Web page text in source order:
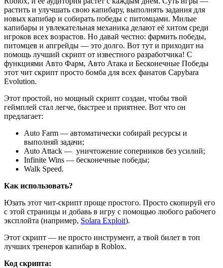
растить и улучшать свою капибару, выполнять задания для
новых капибар и собирать победы с питомцами. Милые
капибары и увлекательная механика делают её хитом среди
игроков всех возрастов. Но давай честно: фармить победы,
питомцев и апгрейды — это долго. Вот тут и приходит на
помощь лучший скрипт от известного разработчика! С
функциями Авто Фарм, Авто Атака и Бесконечные Победы
этот чит скрипт просто бомба для всех фанатов Capybara
Evolution.
Этот простой, но мощный скрипт создан, чтобы твой
геймплей стал легче, быстрее и приятнее. Вот что он
предлагает:
Auto Farm — автоматически собирай ресурсы и
выполняй задачи;
Auto Attack — уничтожение соперников без усилий;
Infinite Wins — бесконечные победы;
Walk Speed.
Как использовать?
Юзать этот чит-скрипт проще простого. Просто скопируй его
с этой страницы и добавь в игру с помощью любого рабочего
эксплойта (например, Solara Exploit).
Этот скрипт — не просто инструмент, а твой билет в топ
лучших тренеров капибар в Roblox.
Код скрипта: